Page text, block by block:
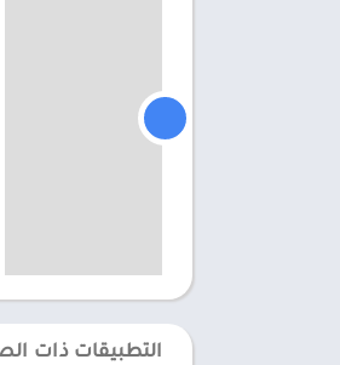
التطبيقات ذات